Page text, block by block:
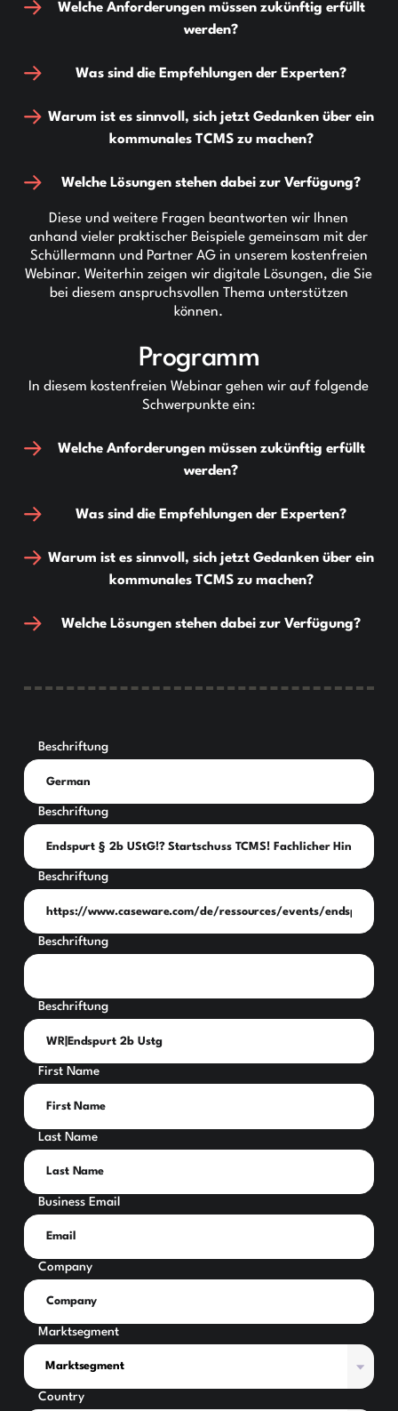
Welche Anforderungen müssen zukünftig erfüllt
werden?
Was sind die Empfehlungen der Experten?
Warum ist es sinnvoll, sich jetzt Gedanken über ein
kommunales TCMS zu machen?
Welche Lösungen stehen dabei zur Verfügung?
Diese und weitere Fragen beantworten wir Ihnen
anhand vieler praktischer Beispiele gemeinsam mit der
Schüllermann und Partner AG in unserem kostenfreien
Webinar. Weiterhin zeigen wir digitale Lösungen, die Sie
bei diesem anspruchsvollen Thema unterstützen
können.
Programm
In diesem kostenfreien Webinar gehen wir auf folgende
Schwerpunkte ein:
Welche Anforderungen müssen zukünftig erfüllt
werden?
Was sind die Empfehlungen der Experten?
Warum ist es sinnvoll, sich jetzt Gedanken über ein
kommunales TCMS zu machen?
Welche Lösungen stehen dabei zur Verfügung?
Beschriftung
Beschriftung
Beschriftung
Beschriftung
Beschriftung
First Name
Last Name
Business Email
Company
Marktsegment
Country